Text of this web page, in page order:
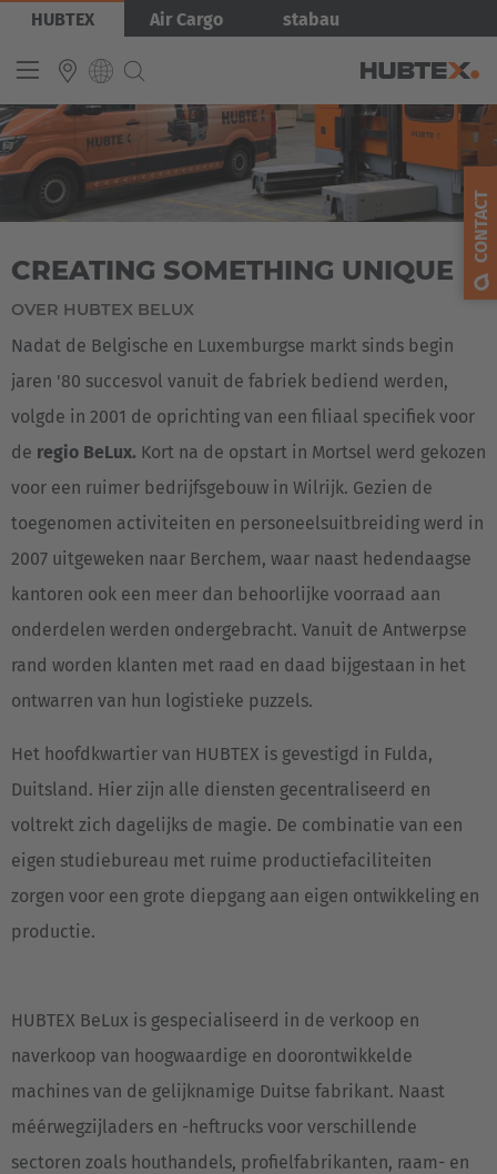
Overslaan
naar
inhoud
gaan
HUBTEX Air Cargo stabau
INTERNATIONAL
English
Español
Français
Afbeelding
CREATING SOMETHING UNIQUE
OVER HUBTEX BELUX
Nadat de Belgische en Luxemburgse markt sinds begin
jaren '80 succesvol vanuit de fabriek bediend werden,
volgde in 2001 de oprichting van een filiaal specifiek voor
de regio BeLux. Kort na de opstart in Mortsel werd gekozen
voor een ruimer bedrijfsgebouw in Wilrijk. Gezien de
toegenomen activiteiten en personeelsuitbreiding werd in
2007 uitgeweken naar Berchem, waar naast hedendaagse
kantoren ook een meer dan behoorlijke voorraad aan
onderdelen werden ondergebracht. Vanuit de Antwerpse
rand worden klanten met raad en daad bijgestaan in het
ontwarren van hun logistieke puzzels.
Het hoofdkwartier van HUBTEX is gevestigd in Fulda,
Duitsland. Hier zijn alle diensten gecentraliseerd en
voltrekt zich dagelijks de magie. De combinatie van een
eigen studiebureau met ruime productiefaciliteiten
zorgen voor een grote diepgang aan eigen ontwikkeling en
productie.
HUBTEX BeLux is gespecialiseerd in de verkoop en
naverkoop van hoogwaardige en doorontwikkelde
machines van de gelijknamige Duitse fabrikant. Naast
méérwegzijladers en -heftrucks voor verschillende
sectoren zoals houthandels, profielfabrikanten, raam- en
CONTACT